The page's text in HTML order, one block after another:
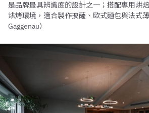
是品牌最具辨識度的設計之一；搭配專用烘
烘烤環境，適合製作披薩、歐式麵包與法式
Gaggenau）